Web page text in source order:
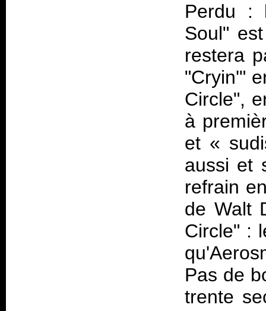
Perdu :
Soul"
restera
"Cryin'"
Circle",
à
et «
aussi et
refrain
de Walt
Circle" :
Pas de
trente